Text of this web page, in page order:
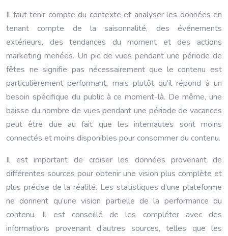
Il faut tenir compte du contexte et analyser les données en
tenant compte de la saisonnalité, des événements
extérieurs, des tendances du moment et des actions
marketing menées. Un pic de vues pendant une période de
fêtes ne signifie pas nécessairement que le contenu est
particulièrement performant, mais plutôt qu’il répond à un
besoin spécifique du public à ce moment-là. De même, une
baisse du nombre de vues pendant une période de vacances
peut être due au fait que les internautes sont moins
connectés et moins disponibles pour consommer du contenu.
Il est important de croiser les données provenant de
différentes sources pour obtenir une vision plus complète et
plus précise de la réalité. Les statistiques d’une plateforme
ne donnent qu’une vision partielle de la performance du
contenu. Il est conseillé de les compléter avec des
informations provenant d’autres sources, telles que les